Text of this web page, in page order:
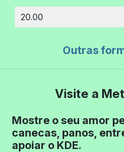
Outras
Visite a
Mostre o seu amor
canecas, panos,
apoiar o KDE.